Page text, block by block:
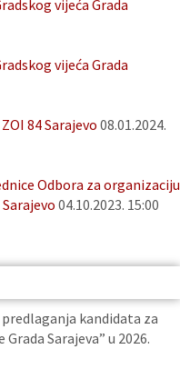
vijeća Grada
vijeća Grada
84 Sarajevo 08.01.2024.
Odbora za organizaciju
04.10.2023. 15:00
kandidata za
Sarajeva” u 2026.